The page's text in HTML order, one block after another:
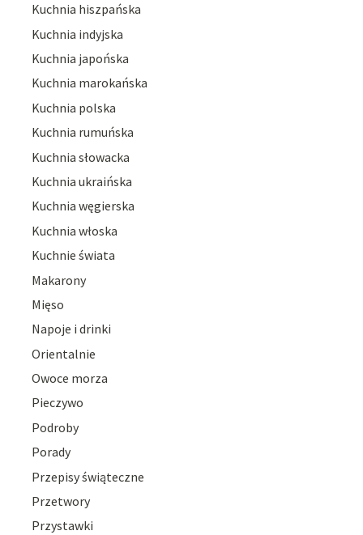
Kuchnia hiszpańska
Kuchnia indyjska
Kuchnia japońska
Kuchnia marokańska
Kuchnia polska
Kuchnia rumuńska
Kuchnia słowacka
Kuchnia ukraińska
Kuchnia węgierska
Kuchnia włoska
Kuchnie świata
Makarony
Mięso
Napoje i drinki
Orientalnie
Owoce morza
Pieczywo
Podroby
Porady
Przepisy świąteczne
Przetwory
Przystawki